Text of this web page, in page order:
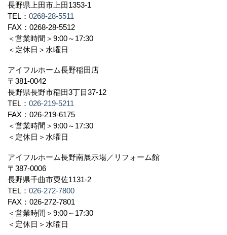
長野県上田市上田1353-1
TEL： 0268-28-5511
FAX：0268-28-5512
＜営業時間＞9:00～17:30
＜定休日＞水曜日
アイフルホーム長野稲田店
〒381-0042
長野県長野市稲田3丁目37-12
TEL： 026-219-5211
FAX：026-219-6175
＜営業時間＞9:00～17:30
＜定休日＞水曜日
アイフルホーム長野南展示場／リフォーム館
〒387-0006
長野県千曲市粟佐1131-2
TEL： 026-272-7800
FAX：026-272-7801
＜営業時間＞9:00～17:30
＜定休日＞水曜日